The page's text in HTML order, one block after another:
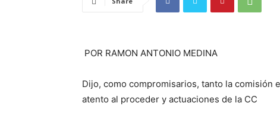
POR RAMON ANTONIO MEDINA
Dijo, como compromisarios, tanto la comisión
atento al proceder y actuaciones de la CC